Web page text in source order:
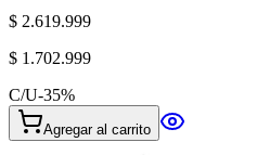
$ 2.619.999
$ 1.702.999
C/U-35%
Agregar al carrito